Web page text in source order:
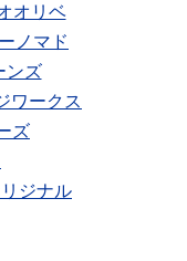
オリベ
ノマド
ンズ
ワークス
ズ
ジナル